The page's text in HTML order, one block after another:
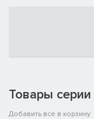
Товары серии
Добавить все в корзину